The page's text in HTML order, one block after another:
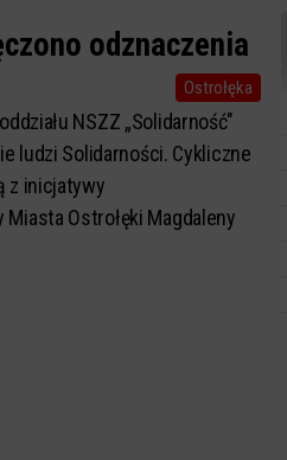
odznaczenia
Ostrołęka
NSZZ „Solidarność"
ludzi Solidarności. Cykliczne
z inicjatywy
Ostrołęki Magdaleny